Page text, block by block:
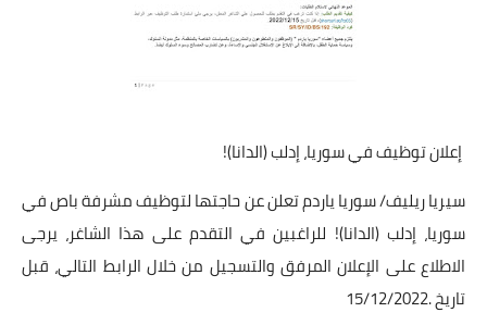
إعلان توظيف في سوريا، إدلب (الدانا)!
سيريا ريليف/ سوريا ياردم تعلن عن حاجتها لتوظيف مشرفة باص في
سوريا، إدلب (الدانا)! للراغبين في التقدم على هذا الشاغر، يرجى
الاطلاع على الإعلان المرفق والتسجيل من خلال الرابط التالي، قبل
تاريخ .15/12/2022